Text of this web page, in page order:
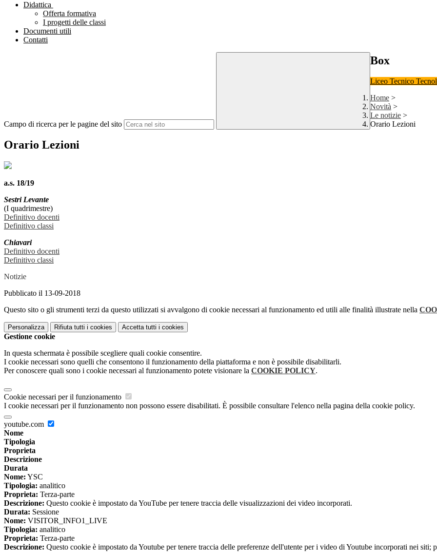
Didattica
Offerta formativa
I progetti delle classi
Documenti utili
Contatti
Campo di ricerca per le pagine del sito
Box
Liceo Tecnico
Home >
Novità >
Le notizie >
Orario Lezioni
Orario Lezioni
a.s. 18/19
Sestri Levante
(I quadrimestre)
Definitivo docenti
Definitivo classi
Chiavari
Definitivo docenti
Definitivo classi
Notizie
Pubblicato il 13-09-2018
Questo sito o gli strumenti terzi da questo utilizzati si avvalgono di cookie necessari al funzionamento ed utili alle finalità illustrate nella
Personalizza Rifiuta tutti i cookies Accetta tutti i cookies
Gestione cookie
In questa schermata è possibile scegliere quali cookie consentire.
I cookie necessari sono quelli che consentono il funzionamento della piattaforma e non è possibile disabilitarli.
Per conoscere quali sono i cookie necessari al funzionamento potete visionare la COOKIE POLICY.
Cookie necessari per il funzionamento
I cookie necessari per il funzionamento non possono essere disabilitati. È possibile consultare l'elenco nella pagina della cookie policy.
youtube.com
Nome
Tipologia
Proprieta
Descrizione
Durata
Nome: YSC
Tipologia: analitico
Proprieta: Terza-parte
Descrizione: Questo cookie è impostato da YouTube per tenere traccia delle visualizzazioni dei video incorporati.
Durata: Sessione
Nome: VISITOR_INFO1_LIVE
Tipologia: analitico
Proprieta: Terza-parte
Descrizione: Questo cookie è impostato da Youtube per tenere traccia delle preferenze dell'utente per i video di Youtube incorporati nei